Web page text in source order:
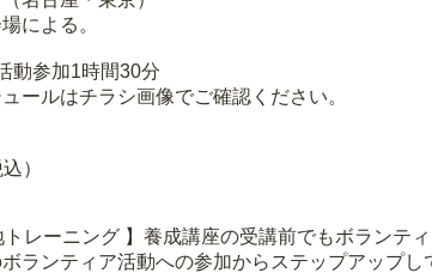
による。
動参加1時間30分
ールはチラシ画像でご確認ください。
）
トレーニング 】養成講座の受講前でもボランテ
ランティア活動への参加からステップアップ